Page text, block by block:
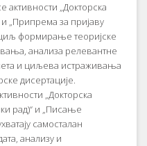
активности „Докторска
и „Припрема за пријаву
циљ формирање теоријске
анализа релевантне
и циљева истраживања
дисертације.
„Докторска
рад)“ и „Писање
самосталан
анализу и